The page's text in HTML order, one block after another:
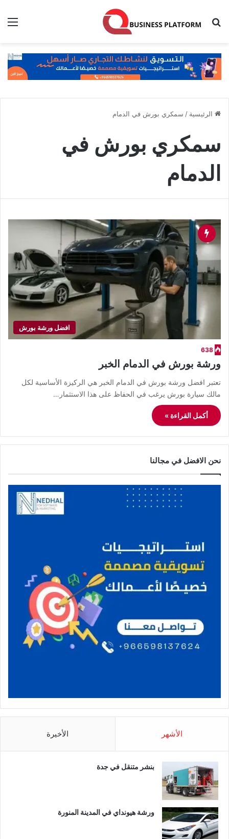
بحث عن
الرئيسية / سمكري بورش في الدمام
سمكري بورش في
الدمام
افضل ورشة بورش
638
ورشة بورش في الدمام الخبر
تعتبر افضل ورشة بورش في الدمام الخبر هي الركيزة الأساسية لكل
مالك سيارة بورش يرغب في الحفاظ على هذا الاستثمار…
أكمل القراءة »
نحن الافضل في مجالنا
الأشهر الأخيرة
بنشر متنقل في جدة
ورشة هيونداي في المدينة المنورة